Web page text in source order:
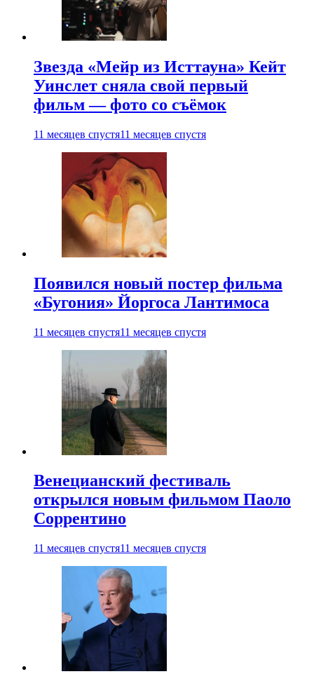
Звезда «Мейр из Исттауна» Кейт
Уинслет сняла свой первый
фильм — фото со съёмок
11 месяцев спустя11 месяцев спустя
Появился новый постер фильма
«Бугония» Йоргоса Лантимоса
11 месяцев спустя11 месяцев спустя
Венецианский фестиваль
открылся новым фильмом Паоло
Соррентино
11 месяцев спустя11 месяцев спустя